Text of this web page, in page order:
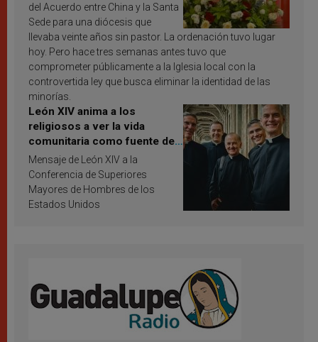
del Acuerdo entre China y la Santa
Sede para una diócesis que
llevaba veinte años sin pastor. La ordenación tuvo lugar
hoy. Pero hace tres semanas antes tuvo que
comprometer públicamente a la Iglesia local con la
controvertida ley que busca eliminar la identidad de las
minorías.
León XIV anima a los
religiosos a ver la vida
comunitaria como fuente de
inspiración y santificación
Mensaje de León XIV a la
Conferencia de Superiores
Mayores de Hombres de los
Estados Unidos